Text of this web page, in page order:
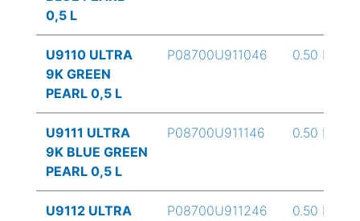
0,5 L
U9110 ULTRA
9K GREEN
PEARL 0,5 L
P08700U911046 0.50 L
U9111 ULTRA
9K BLUE GREEN
PEARL 0,5 L
P08700U911146 0.50 L
U9112 ULTRA
P08700U911246 0.50 L